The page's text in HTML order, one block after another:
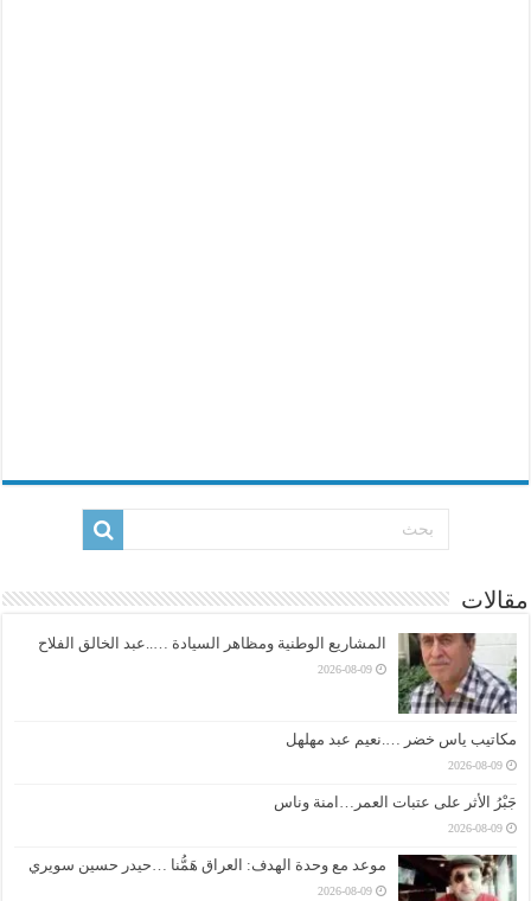
مقالات
المشاريع الوطنية ومظاهر السيادة …..عبد الخالق الفلاح
2026-08-09
مكاتيب ياس خضر ….نعيم عبد مهلهل
2026-08-09
جَبْرُ الأثر على عتبات العمر…امنة وناس
2026-08-09
موعد مع وحدة الهدف: العراق هَمُّنا …حيدر حسين سويري
2026-08-09